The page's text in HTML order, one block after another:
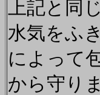
上記と同
水気をふ
によって
から守り